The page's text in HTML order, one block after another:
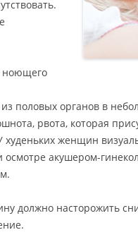
ноющего
половых органов в
рвота, которая
худеньких женщин
акушером-
должно насторожить